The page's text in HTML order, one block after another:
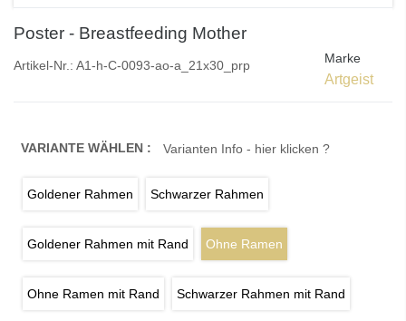
Poster - Breastfeeding Mother
Artikel-Nr.: A1-h-C-0093-ao-a_21x30_prp Marke
Artgeist
VARIANTE WÄHLEN : Varianten Info - hier klicken ?
Goldener Rahmen Schwarzer Rahmen
Goldener Rahmen mit Rand Ohne Ramen
Ohne Ramen mit Rand Schwarzer Rahmen mit Rand